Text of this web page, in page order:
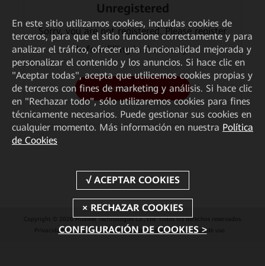
Unregistered
Sorry, you are not registered. Please register
before filling in the survey.
Go to register
Copyright © 2026 Huawei Technologies Co., Ltd. Todos los derechos reservados.
Privacidad
Cookies Configuración de Cookies Condiciones de uso
En este sitio utilizamos cookies, incluidas cookies de
terceros, para que el sitio funcione correctamente y para
analizar el tráfico, ofrecer una funcionalidad mejorada y
personalizar el contenido y los anuncios. Si hace clic en
"Aceptar todas", acepta que utilicemos cookies propias y
de terceros con fines de marketing y análisis. Si hace clic
en "Rechazar todo", sólo utilizaremos cookies para fines
técnicamente necesarios. Puede gestionar sus cookies en
cualquier momento. Más información en nuestra Política
de Cookies
CONFIGURACIÓN DE COOKIES >